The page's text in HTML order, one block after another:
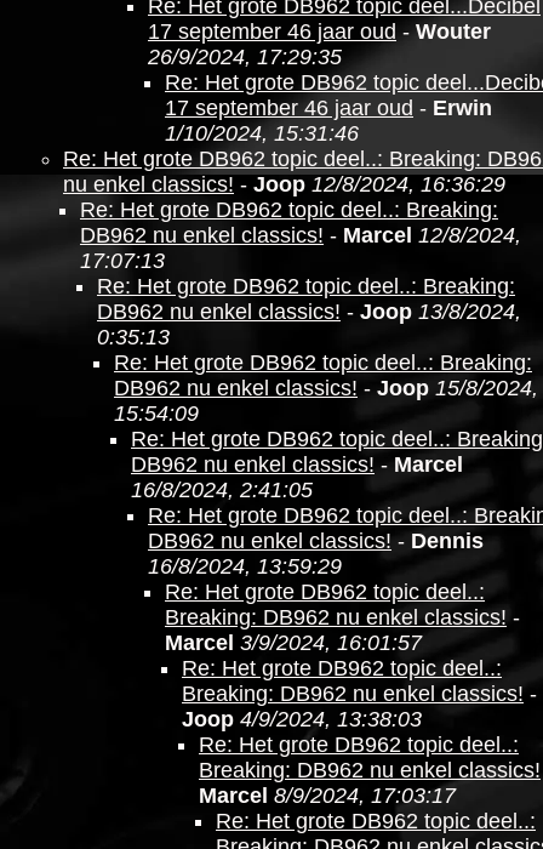
Re: Het grote DB962 topic deel...Decibel
17 september 46 jaar oud - Wouter
26/9/2024, 17:29:35
Re: Het grote DB962 topic
17 september 46 jaar oud - Erwin
1/10/2024, 15:31:46
Re: Het grote DB962 topic deel..: Breaking:
nu enkel classics! - Joop 12/8/2024, 16:36:29
Re: Het grote DB962 topic deel..: Breaking:
DB962 nu enkel classics! - Marcel 12/8/2024,
17:07:13
Re: Het grote DB962 topic deel..: Breaking:
DB962 nu enkel classics! - Joop 13/8/2024,
0:35:13
Re: Het grote DB962 topic deel..: Breaking:
DB962 nu enkel classics! - Joop 15/8/2024,
15:54:09
Re: Het grote DB962 topic deel..:
DB962 nu enkel classics! - Marcel
16/8/2024, 2:41:05
Re: Het grote DB962 topic deel..:
DB962 nu enkel classics! - Dennis
16/8/2024, 13:59:29
Re: Het grote DB962 topic deel..:
Breaking: DB962 nu enkel classics! -
Marcel 3/9/2024, 16:01:57
Re: Het grote DB962 topic deel..:
Breaking: DB962 nu enkel classics! -
Joop 4/9/2024, 13:38:03
Re: Het grote DB962 topic deel..:
Breaking: DB962 nu enkel classics!
Marcel 8/9/2024, 17:03:17
Re: Het grote DB962 topic deel..: